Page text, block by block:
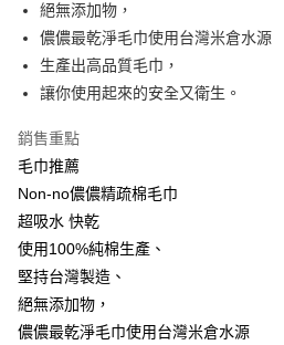
7-11取貨付款
每筆NT$90，滿NT$999(含以上)免運費
宅配
每筆NT$90，滿NT$999(含以上)免運費
絕無添加物，
儂儂最乾淨毛巾使用台灣米倉水源
生產出高品質毛巾，
讓你使用起來的安全又衛生。
銷售重點
毛巾推薦
Non-no儂儂精疏棉毛巾
超吸水 快乾
使用100%純棉生產、
堅持台灣製造、
絕無添加物，
儂儂最乾淨毛巾使用台灣米倉水源